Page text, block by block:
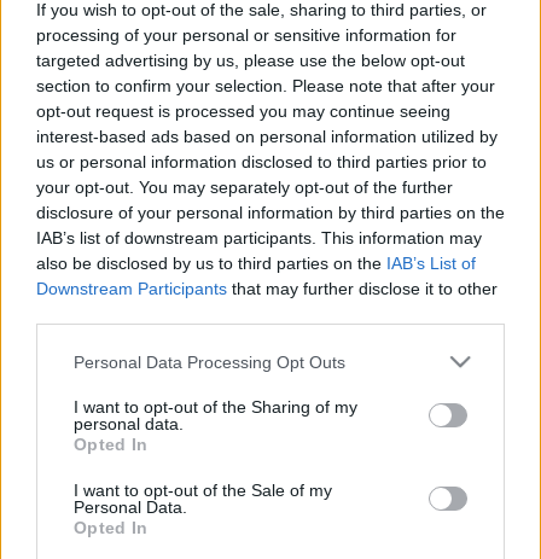
If you wish to opt-out of the sale, sharing to third parties, or
processing of your personal or sensitive information for
targeted advertising by us, please use the below opt-out
section to confirm your selection. Please note that after your
opt-out request is processed you may continue seeing
interest-based ads based on personal information utilized by
us or personal information disclosed to third parties prior to
your opt-out. You may separately opt-out of the further
disclosure of your personal information by third parties on the
IAB’s list of downstream participants. This information may
also be disclosed by us to third parties on the IAB’s List of
Downstream Participants that may further disclose it to other
Please note that this website/app uses one or more Google
not limited to your visit or usage behaviour. You may click to
grant or deny consent to Google and its third-party tags to
use your data for below specified purposes in below Google
consent section.
Personal Data Processing Opt Outs
I want to opt-out of the Sharing of my
personal data.
Opted In
I want to opt-out of the Sale of my
Personal Data.
Opted In
magyar békekormány kedden délután.
Mindenkire szükség van! Támadás alatt állunk! A
Tisza összejátszik az ukrán titkosszolgálattal. ” – írta
sajtóközleményében Menczer Tamás, miután
összehívta Orbán Viktor a Védelmi Tanácsot. A
miniszterelnök sem eresztette hosszúra a
posztját, ő csak annyit írt: „Példátlan
titkosszolgálati akció indult Magyarország ellen”
alapján tényszerűen tudható: az ukrán elhárítás
bejelentette, hogy leleplezett egy magyar
kémhálózatot Kárpátalján. Erre válaszul
fedésben tevékenykedő ukrán hírszerzőt. Az
egyikük elfogásáról készült videót a magyar